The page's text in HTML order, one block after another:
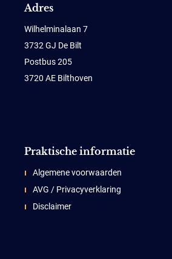
Adres
Wilhelminalaan 7
3732 GJ De Bilt
Postbus 205
3720 AE Bilthoven
Praktische informatie
Algemene voorwaarden
AVG / Privacyverklaring
Disclaimer